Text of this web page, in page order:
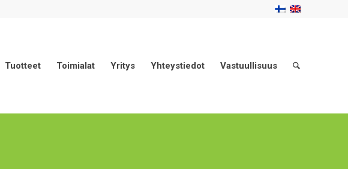
Tuotteet Toimialat Yritys Yhteystiedot Vastuullisuus